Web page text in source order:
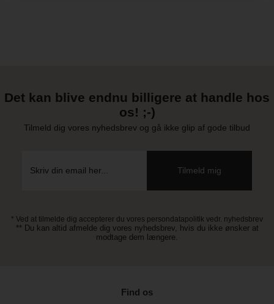
Det kan blive endnu billigere at handle hos
os! ;-)
Tilmeld dig vores nyhedsbrev og gå ikke glip af gode tilbud
* Ved at tilmelde dig accepterer du vores persondatapolitik vedr. nyhedsbrev
** Du kan altid afmelde dig vores nyhedsbrev, hvis du ikke ønsker at
modtage dem længere.
Find os